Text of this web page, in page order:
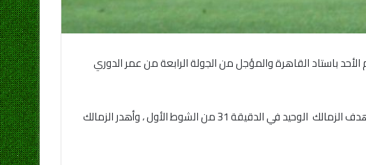
الذي جمع الفريقان مساء اليوم الأحد باستاد القاهرة والمؤجل من الجولة الرابعة من عمر الدوري
وأحرز محمد شريف مهاجم الأهلي هدفي القلعة الحمراء في الدقيقتين 21 و34 ، بينما سجل محمود عبد الرازق شيكابالا هدف الزمالك الوحيد في الدقيقة 31 من الشوط الأول ، وأهدر الزمالك